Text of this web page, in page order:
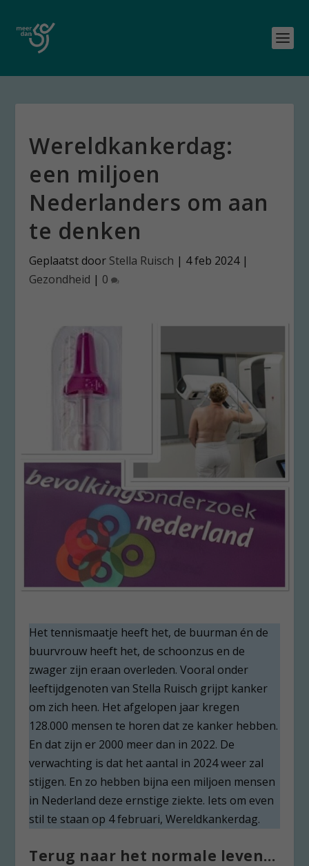
Wereldkankerdag:
een miljoen
Nederlanders om aan
te denken
Geplaatst door Stella Ruisch | 4 feb 2024|
Gezondheid | 0
Het tennismaatje heeft het, de buurman én de
buurvrouw heeft het, de schoonzus en de
zwager zijn eraan overleden. Vooral onder
leeftijdgenoten van Stella Ruisch grijpt kanker
om zich heen. Het afgelopen jaar kregen
128.000 mensen te horen dat ze kanker hebben.
En dat zijn er 2000 meer dan in 2022. De
verwachting is dat het aantal in 2024 weer zal
stijgen. En zo hebben bijna een miljoen mensen
in Nederland deze ernstige ziekte. Iets om even
stil te staan op 4 februari, Wereldkankerdag.
Terug naar het normale leven…